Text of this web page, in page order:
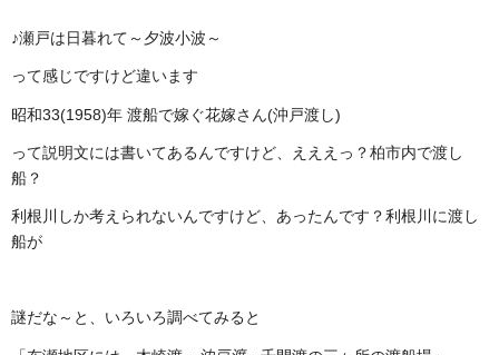
♪瀬戸は日暮れて～夕波小波～
って感じですけど違います
昭和33(1958)年 渡船で嫁ぐ花嫁さん(沖戸渡し)
って説明文には書いてあるんですけど、えええっ？柏市内で渡し
船？
利根川しか考えられないんですけど、あったんです？利根川に渡し
船が
謎だな～と、いろいろ調べてみると